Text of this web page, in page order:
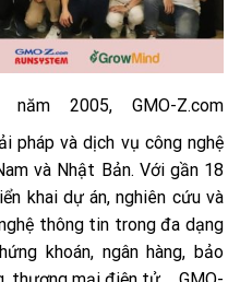
năm 2005, GMO-Z.com
pháp và dịch vụ công nghệ
và Nhật Bản. Với gần 18
khai dự án, nghiên cứu và
thông tin trong đa dạng
khoán, ngân hàng, bảo